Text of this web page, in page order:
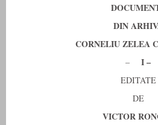
DIN
CORNELIU ZELEA
– I –
EDITATE
DE
VICTOR